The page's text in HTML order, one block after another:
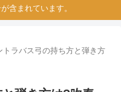
含まれています。
トラバス弓の持ち方と弾き方